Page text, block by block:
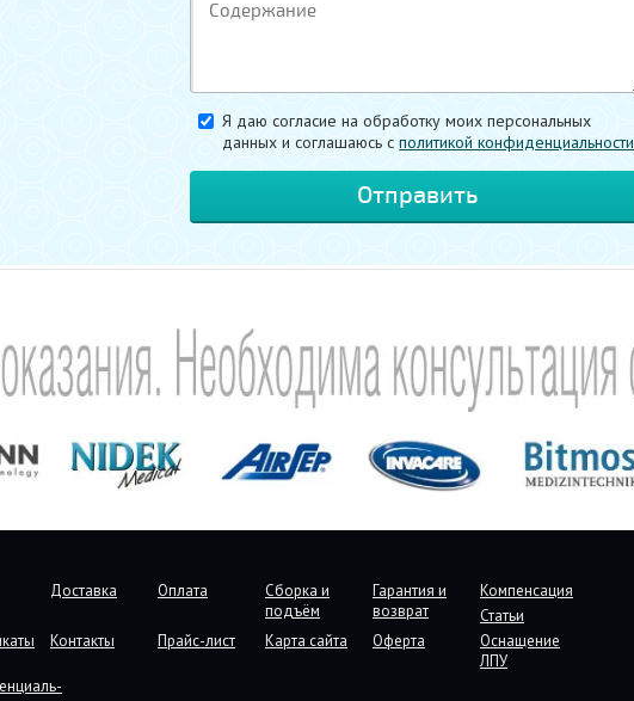
Я даю согласие на обработку моих персональных
данных и соглашаюсь cполитикой конфиденциальности
Доставка Оплата
Сборка и
подъём
Гарантия и
возврат
Компенсация
Статьи
Контакты Прайс-лист Карта сайта Оферта
Оснащение
ЛПУ